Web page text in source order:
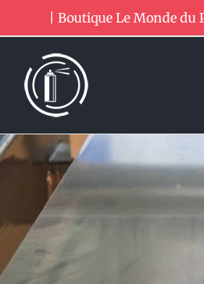
au
contenu
| Boutique Le Monde